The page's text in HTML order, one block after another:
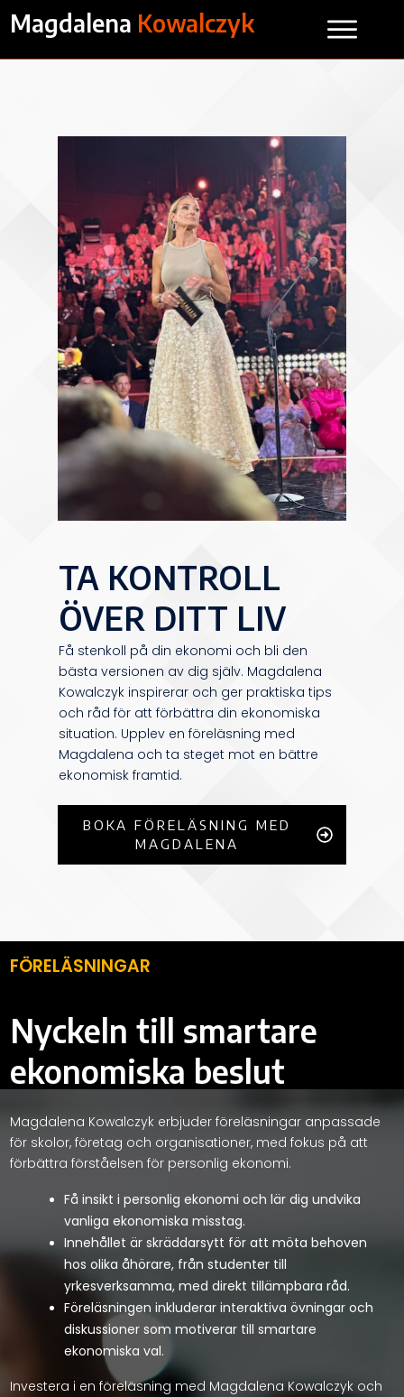
Magdalena Kowalczyk
TA KONTROLL
ÖVER DITT LIV
Få stenkoll på din ekonomi och bli den
bästa versionen av dig själv. Magdalena
Kowalczyk inspirerar och ger praktiska tips
och råd för att förbättra din ekonomiska
situation. Upplev en föreläsning med
Magdalena och ta steget mot en bättre
ekonomisk framtid.
BOKA FÖRELÄSNING MED
MAGDALENA
FÖRELÄSNINGAR
Nyckeln till smartare
ekonomiska beslut
Magdalena Kowalczyk erbjuder föreläsningar anpassade
för skolor, företag och organisationer, med fokus på att
förbättra förståelsen för personlig ekonomi.
Få insikt i personlig ekonomi och lär dig undvika
vanliga ekonomiska misstag.
Innehållet är skräddarsytt för att möta behoven
hos olika åhörare, från studenter till
yrkesverksamma, med direkt tillämpbara råd.
Föreläsningen inkluderar interaktiva övningar och
diskussioner som motiverar till smartare
ekonomiska val.
Investera i en föreläsning med Magdalena Kowalczyk och